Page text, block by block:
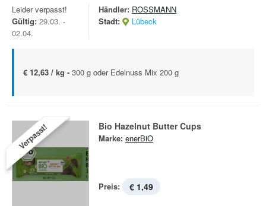
Leider verpasst!
Gültig: 29.03. -
02.04.
Händler: ROSSMANN
Stadt:
Lübeck
€ 12,63 / kg - 300 g oder Edelnuss Mix 200 g
Verpasst! Bio Hazelnut Butter Cups
Marke: enerBiO
Preis: € 1,49